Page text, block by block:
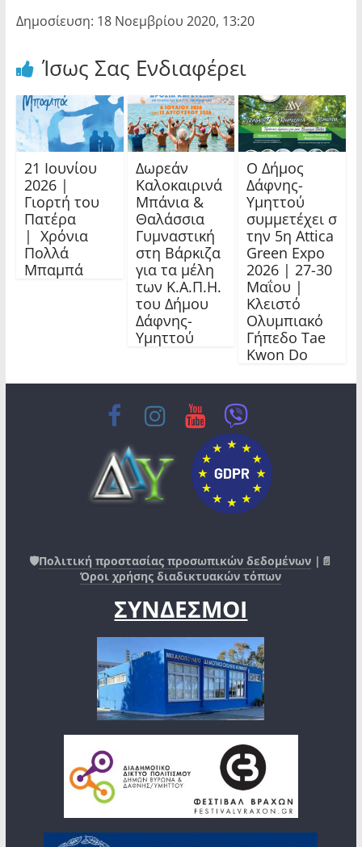
Δημοσίευση: 18 Νοεμβρίου 2020, 13:20
Ίσως Σας Ενδιαφέρει
21 Ιουνίου
2026 |
Γιορτή του
Πατέρα
| Χρόνια
Πολλά
Μπαμπά
Δωρεάν
Καλοκαιρινά
Μπάνια &
Θαλάσσια
Γυμναστική
στη Βάρκιζα
για τα μέλη
των Κ.Α.Π.Η.
του Δήμου
Δάφνης-
Υμηττού
Ο Δήμος
Δάφνης-
Υμηττού
συμμετέχει σ
την 5η Attica
Green Expo
2026 | 27-30
Μαΐου |
Κλειστό
Ολυμπιακό
Γήπεδο Tae
Kwon Do
🛡️Πολιτική προστασίας προσωπικών δεδομένων |📄
Όροι χρήσης διαδικτυακών τόπων
ΣΥΝΔΕΣΜΟΙ